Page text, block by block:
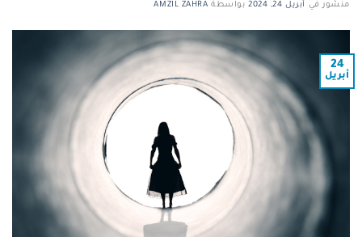
منشور في أبريل 24, 2024 بواسطة AMZIL ZAHRA
24
أبريل